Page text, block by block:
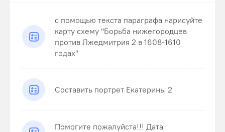
с помощью текста параграфа нарисуйте
карту схему "Борьба нижегородцев
против Лжедмитрия 2 в 1608-1610
годах"
Составить портрет Екатерины 2
Помогите пожалуйста!!! Дата